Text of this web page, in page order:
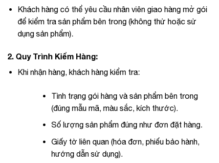
Khách hàng có thể yêu cầu nhân viên giao hàng mở gói
để kiểm tra sản phẩm bên trong (không thử hoặc sử
dụng sản phẩm).
2. Quy Trình Kiểm Hàng:
Khi nhận hàng, khách hàng kiểm tra:
Tình trạng gói hàng và sản phẩm bên trong
(đúng mẫu mã, màu sắc, kích thước).
Số lượng sản phẩm đúng như đơn đặt hàng.
Giấy tờ liên quan (hóa đơn, phiếu bảo hành,
hướng dẫn sử dụng).